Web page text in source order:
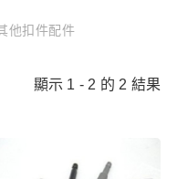
他扣件配件
顯示 1 - 2 的 2 結果